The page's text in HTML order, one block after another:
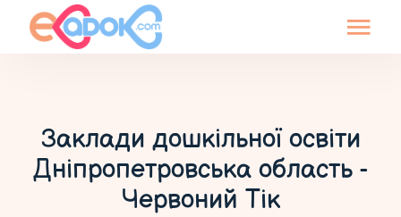
Заклади дошкільної освіти
Дніпропетровська область -
Червоний Тік